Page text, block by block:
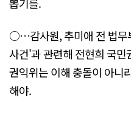
○…감사원, 추미애 전 법무
사건'과 관련해 전현희 국
권익위는 이해 충돌이 아니
해야.